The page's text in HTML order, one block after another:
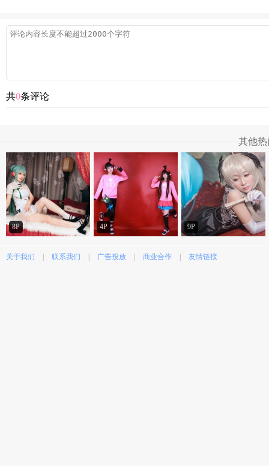
共0条评论
其他
8P 4P 9P
关于我们 联系我们 广告投放 商业合作 友情链接